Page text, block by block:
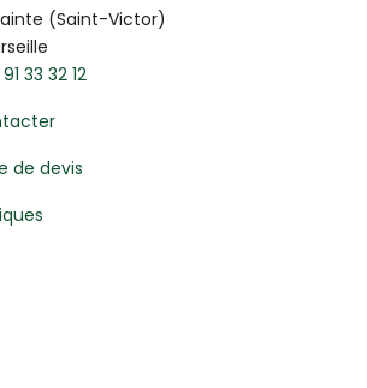
(Saint-Victor)
33 32 12
de devis